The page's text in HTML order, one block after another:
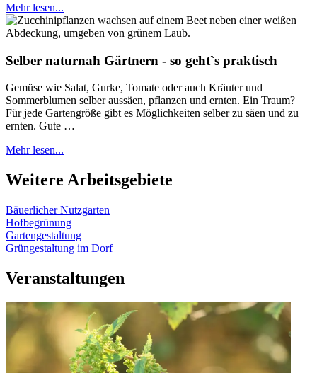
Mehr lesen...
Selber naturnah Gärtnern - so geht`s praktisch
Gemüse wie Salat, Gurke, Tomate oder auch Kräuter und
Sommerblumen selber aussäen, pflanzen und ernten. Ein Traum?
Für jede Gartengröße gibt es Möglichkeiten selber zu säen und zu
ernten. Gute …
Mehr lesen...
Weitere Arbeitsgebiete
Bäuerlicher Nutzgarten
Hofbegrünung
Gartengestaltung
Grüngestaltung im Dorf
Veranstaltungen